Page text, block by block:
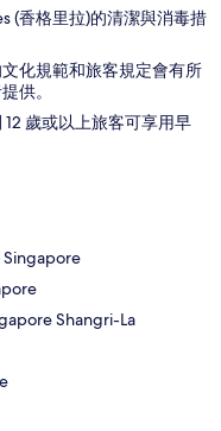
(香格里拉)的清潔與消毒措
化規範和旅客規定會有所
供。
歲或以上旅客可享用早
Shangri-La